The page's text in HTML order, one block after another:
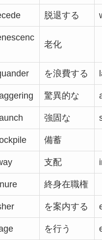
脱退する
老化
を浪費する
驚異的な
強固な
備蓄
支配
終身在職権
を案内する
を行う